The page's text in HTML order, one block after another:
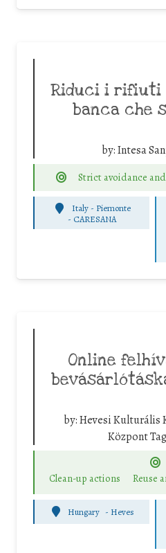
Riduci i rifiuti
banca che
by:Intesa
Strict avoidance
Italy - Piemonte
- CARESANA
Online
by:Hevesi Kulturális
Központ
Clean-up actions Reuse
Hungary - Heves